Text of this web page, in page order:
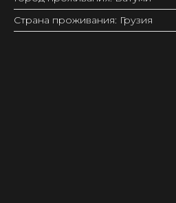
Страна проживания: Грузия